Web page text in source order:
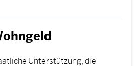
Unterstützung, die